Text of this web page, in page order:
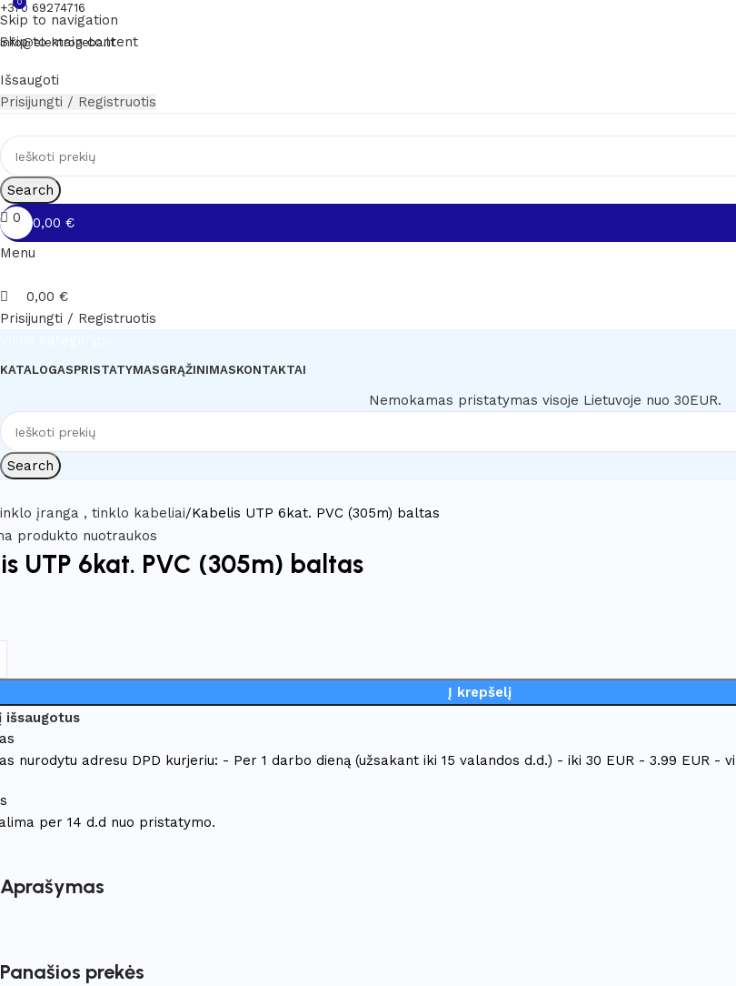
Skip to navigation
Skip to main content
+370 69274716
info@elektrogeba.lt
Išsaugoti
Prisijungti / Registruotis
Search
0
0,00 €
Menu
0
0,00 €
Prisijungti / Registruotis
KATALOGASPRISTATYMASGRĄŽINIMASKONTAKTAI
Nemokamas pristatymas visoje Lietuvoje nuo 30EUR.
Search
įranga , tinklo kabeliai Kabelis UTP 6kat. PVC (305m) baltas
UTP 6kat. PVC (305m) baltas
Į krepšelį
išsaugotus
nurodytu adresu DPD kurjeriu: - Per 1 darbo dieną (užsakant iki 15 valandos d.d.) - iki 30 EUR - 3.99 EUR -
per 14 d.d nuo pristatymo.
Aprašymas
Panašios prekės